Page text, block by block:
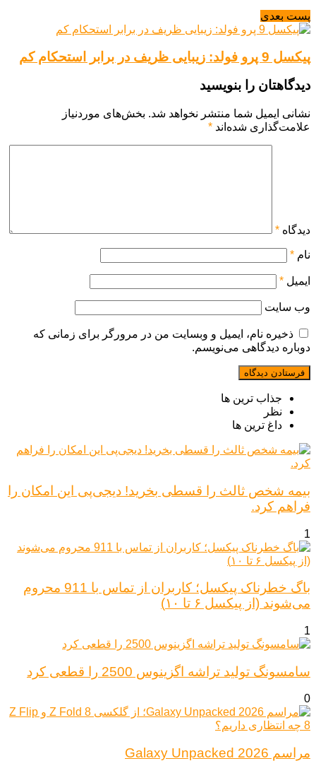
پست بعدی
پیکسل 9 پرو فولد: زیبایی ظریف در برابر استحکام کم
دیدگاهتان را بنویسید
نشانی ایمیل شما منتشر نخواهد شد. بخش‌های موردنیاز
علامت‌گذاری شده‌اند *
دیدگاه *
نام *
ایمیل *
وب‌ سایت
ذخیره نام، ایمیل و وبسایت من در مرورگر برای زمانی که
دوباره دیدگاهی می‌نویسم.
جذاب ترین ها
نظر
داغ ترین ها
بیمه شخص ثالث را قسطی بخرید! دیجی‌پی این امکان را
فراهم کرد.
1
باگ خطرناک پیکسل؛ کاربران از تماس با 911 محروم
می‌شوند (از پیکسل ۶ تا ۱۰)
1
سامسونگ تولید تراشه اگزینوس 2500 را قطعی کرد
0
مراسم Galaxy Unpacked 2026